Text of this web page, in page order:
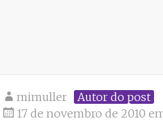
mimuller
Autor do post
17 de novembro de 2010